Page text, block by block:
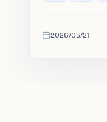
收录时间
2026/05/21